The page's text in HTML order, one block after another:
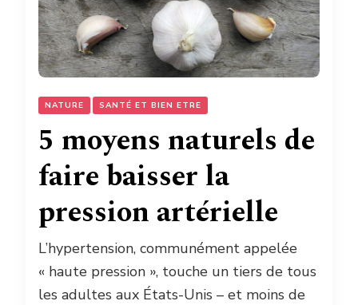
NATURE SANTÉ ET BIEN ETRE
5 moyens naturels de
faire baisser la
pression artérielle
L’hypertension, communément appelée
« haute pression », touche un tiers de tous
les adultes aux États-Unis – et moins de